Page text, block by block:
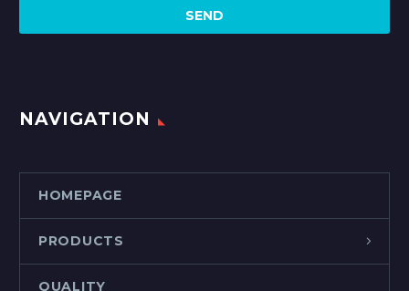
NAVIGATION
HOMEPAGE
PRODUCTS
QUALITY